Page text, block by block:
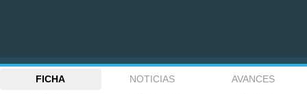
FICHA NOTICIAS
AVANCES